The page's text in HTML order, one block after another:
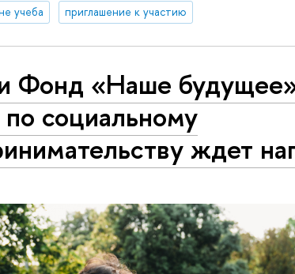
учеба приглашение к участию
Фонд «Наше
социальному
ждет